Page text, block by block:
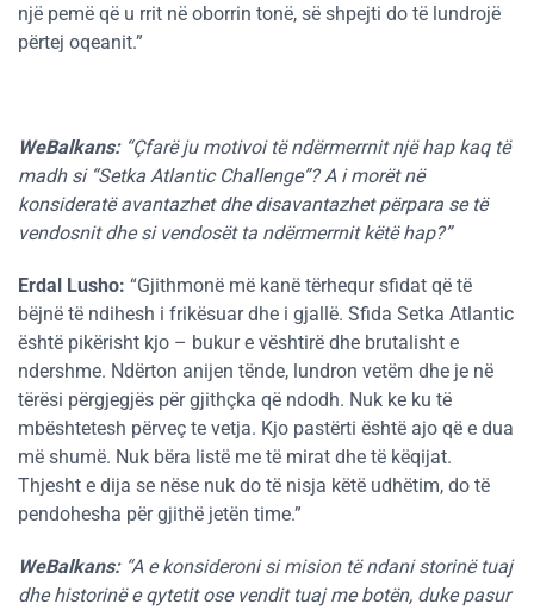
një pemë që u rrit në oborrin tonë, së shpejti do të lundrojë
përtej oqeanit.”
WeBalkans:“Çfarë ju motivoi të ndërmerrnit një hap kaq të
madh si “Setka Atlantic Challenge”? A i morët në
konsideratë avantazhet dhe disavantazhet përpara se të
vendosnit dhe si vendosët ta ndërmerrnit këtë hap?”
Erdal Lusho: “Gjithmonë më kanë tërhequr sfidat që të
bëjnë të ndihesh i frikësuar dhe i gjallë. Sfida Setka Atlantic
është pikërisht kjo – bukur e vështirë dhe brutalisht e
ndershme. Ndërton anijen tënde, lundron vetëm dhe je në
tërësi përgjegjës për gjithçka që ndodh. Nuk ke ku të
mbështetesh përveç te vetja. Kjo pastërti është ajo që e dua
më shumë. Nuk bëra listë me të mirat dhe të këqijat.
Thjesht e dija se nëse nuk do të nisja këtë udhëtim, do të
pendohesha për gjithë jetën time.”
WeBalkans:“A e konsideroni si mision të ndani storinë tuaj
dhe historinë e qytetit ose vendit tuaj me botën, duke pasur